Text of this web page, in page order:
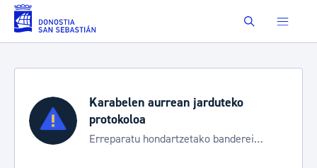
Eduki nagusira joan Buscar
Aste Nagusia 2026
Trafiko mozketak eta
bereziak